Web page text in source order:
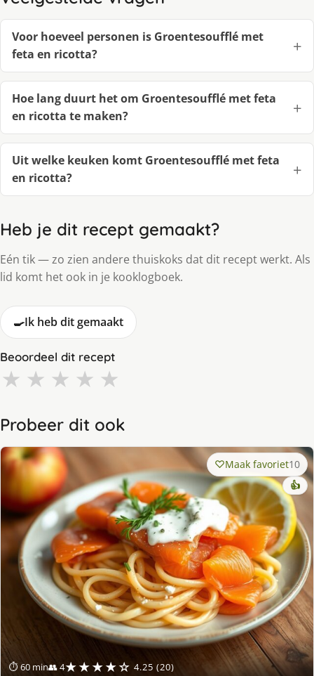
Voor hoeveel personen is Groentesoufflé met
feta en ricotta?
Hoe lang duurt het om Groentesoufflé met feta
en ricotta te maken?
Uit welke keuken komt Groentesoufflé met feta
en ricotta?
Heb je dit recept gemaakt?
Eén tik — zo zien andere thuiskoks dat dit recept werkt. Als
lid komt het ook in je kooklogboek.
🍳Ik heb dit gemaakt
Beoordeel dit recept
★ ★ ★ ★ ★
Probeer dit ook
⏱ 60 min👥 4★★★★☆ 4.25 (20)
Maak favoriet10
👍